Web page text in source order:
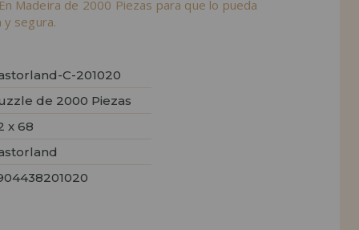
Madeira de 2000 Piezas para que lo pueda
segura.
C-201020
de 2000 Piezas
x 68